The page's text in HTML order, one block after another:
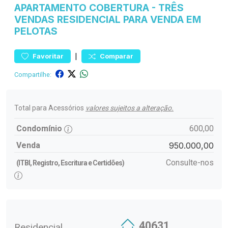
APARTAMENTO COBERTURA - TRÊS
VENDAS RESIDENCIAL PARA VENDA EM
PELOTAS
Favoritar | Comparar
Compartilhe:
Total para Acessórios valores sujeitos a alteração.
Condomínio
600,00
Venda
950.000,00
(ITBI, Registro, Escritura e Certidões) Consulte-nos